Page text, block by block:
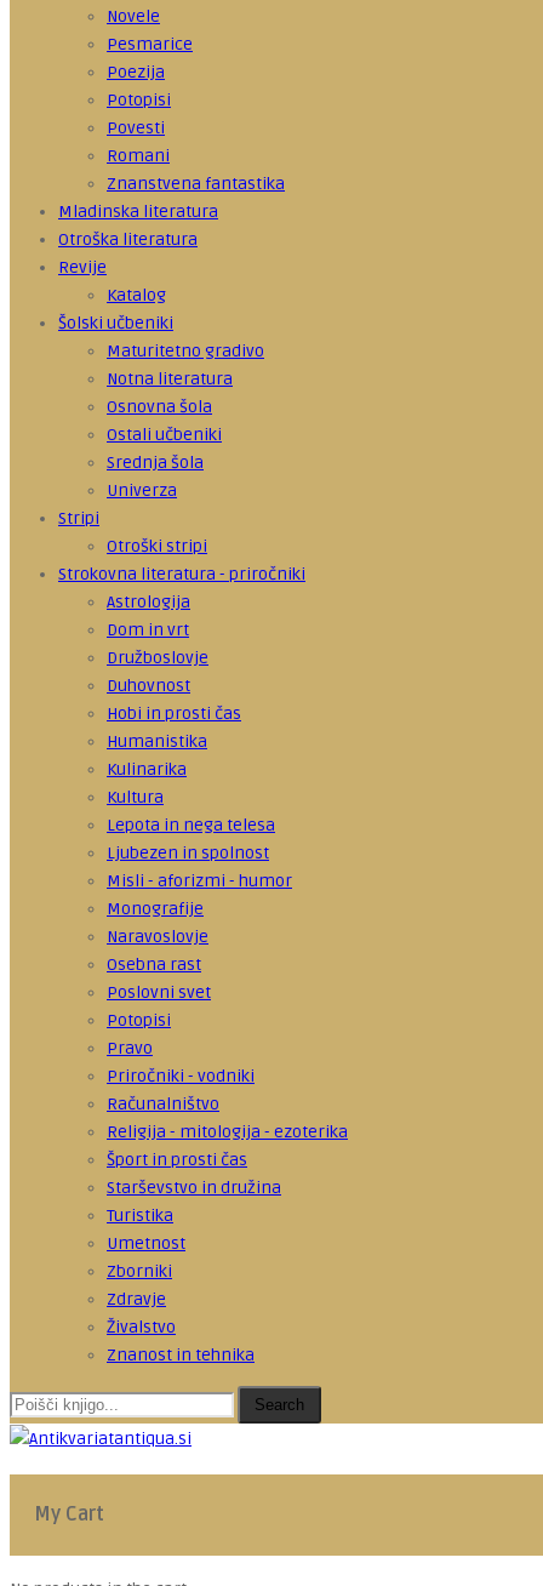
Novele
Pesmarice
Poezija
Potopisi
Povesti
Romani
Znanstvena fantastika
Mladinska literatura
Otroška literatura
Revije
Katalog
Šolski učbeniki
Maturitetno gradivo
Notna literatura
Osnovna šola
Ostali učbeniki
Srednja šola
Univerza
Stripi
Otroški stripi
Strokovna literatura - priročniki
Astrologija
Dom in vrt
Družboslovje
Duhovnost
Hobi in prosti čas
Humanistika
Kulinarika
Kultura
Lepota in nega telesa
Ljubezen in spolnost
Misli - aforizmi - humor
Monografije
Naravoslovje
Osebna rast
Poslovni svet
Potopisi
Pravo
Priročniki - vodniki
Računalništvo
Religija - mitologija - ezoterika
Šport in prosti čas
Starševstvo in družina
Turistika
Umetnost
Zborniki
Zdravje
Živalstvo
Znanost in tehnika
Search
My Cart